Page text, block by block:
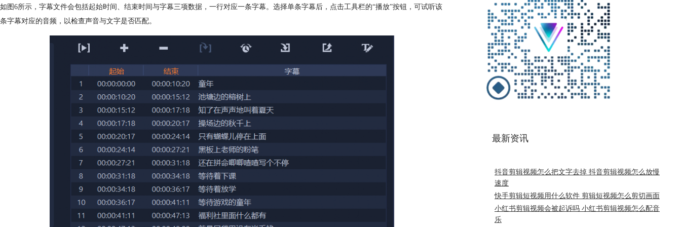
如图6所示，字幕文件会包括起始时间、结束时间与字幕三项数据，一行对应一条字幕。选择单条字幕后，点击工具栏的“播放”按钮，可试听该
条字幕对应的音频，以检查声音与文字是否匹配。
最新资讯
抖音剪辑视频怎么把文字去掉 抖音剪辑视频怎么放慢
速度
快手剪辑短视频用什么软件 剪辑短视频怎么剪切画面
小红书剪辑视频会被起诉吗 小红书剪辑视频怎么配音
乐